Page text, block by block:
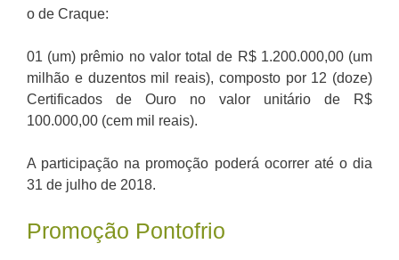
o de Craque:
01 (um) prêmio no valor total de R$ 1.200.000,00 (um
milhão e duzentos mil reais), composto por 12 (doze)
Certificados de Ouro no valor unitário de R$
100.000,00 (cem mil reais).
A participação na promoção poderá ocorrer até o dia
31 de julho de 2018.
Promoção Pontofrio